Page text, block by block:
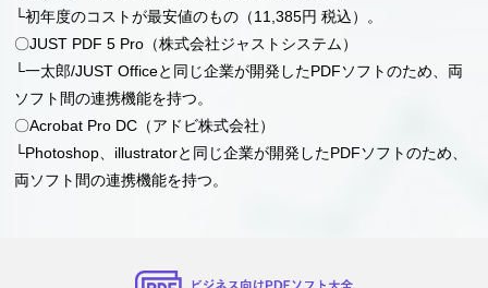
└初年度のコストが最安値のもの（11,385円 税込）。
〇JUST PDF 5 Pro（株式会社ジャストシステム）
└一太郎/JUST Officeと同じ企業が開発したPDFソフトのため、両
ソフト間の連携機能を持つ。
〇Acrobat Pro DC（アドビ株式会社）
└Photoshop、illustratorと同じ企業が開発したPDFソフトのため、
両ソフト間の連携機能を持つ。